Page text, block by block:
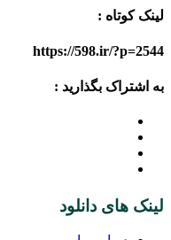
لینک کوتاه :
https://598.ir/?p=2544
به اشتراک بگذارید :
لینک های دانلود